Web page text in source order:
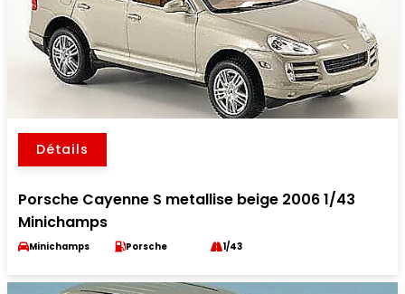
Détails
Porsche Cayenne S metallise beige 2006 1/43
Minichamps
Minichamps Porsche 1/43